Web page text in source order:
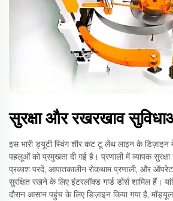
सुरक्षा और रखरखाव
इस भारी ड्यूटी स्विंग शीर कट टू लेंथ लाइन के
पहलूओं को प्रमुखता दी गई है। प्रणाली में व्यापक सुरक्षा
प्रकाश परदें, आपातकालीन रोकथाम प्रणाली, और
सुरक्षित रखने के लिए इंटरलॉक्ड गार्ड डोर्स शामिल हैं।
दौरान आसान पहुंच के लिए डिज़ाइन किया गया है,